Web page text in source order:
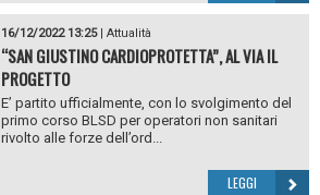
16/12/2022 13:25| Attualità
“SAN GIUSTINO CARDIOPROTETTA”, AL VIA IL
PROGETTO
E’ partito ufficialmente, con lo svolgimento del
primo corso BLSD per operatori non sanitari
rivolto alle forze dell’ord...
LEGGI